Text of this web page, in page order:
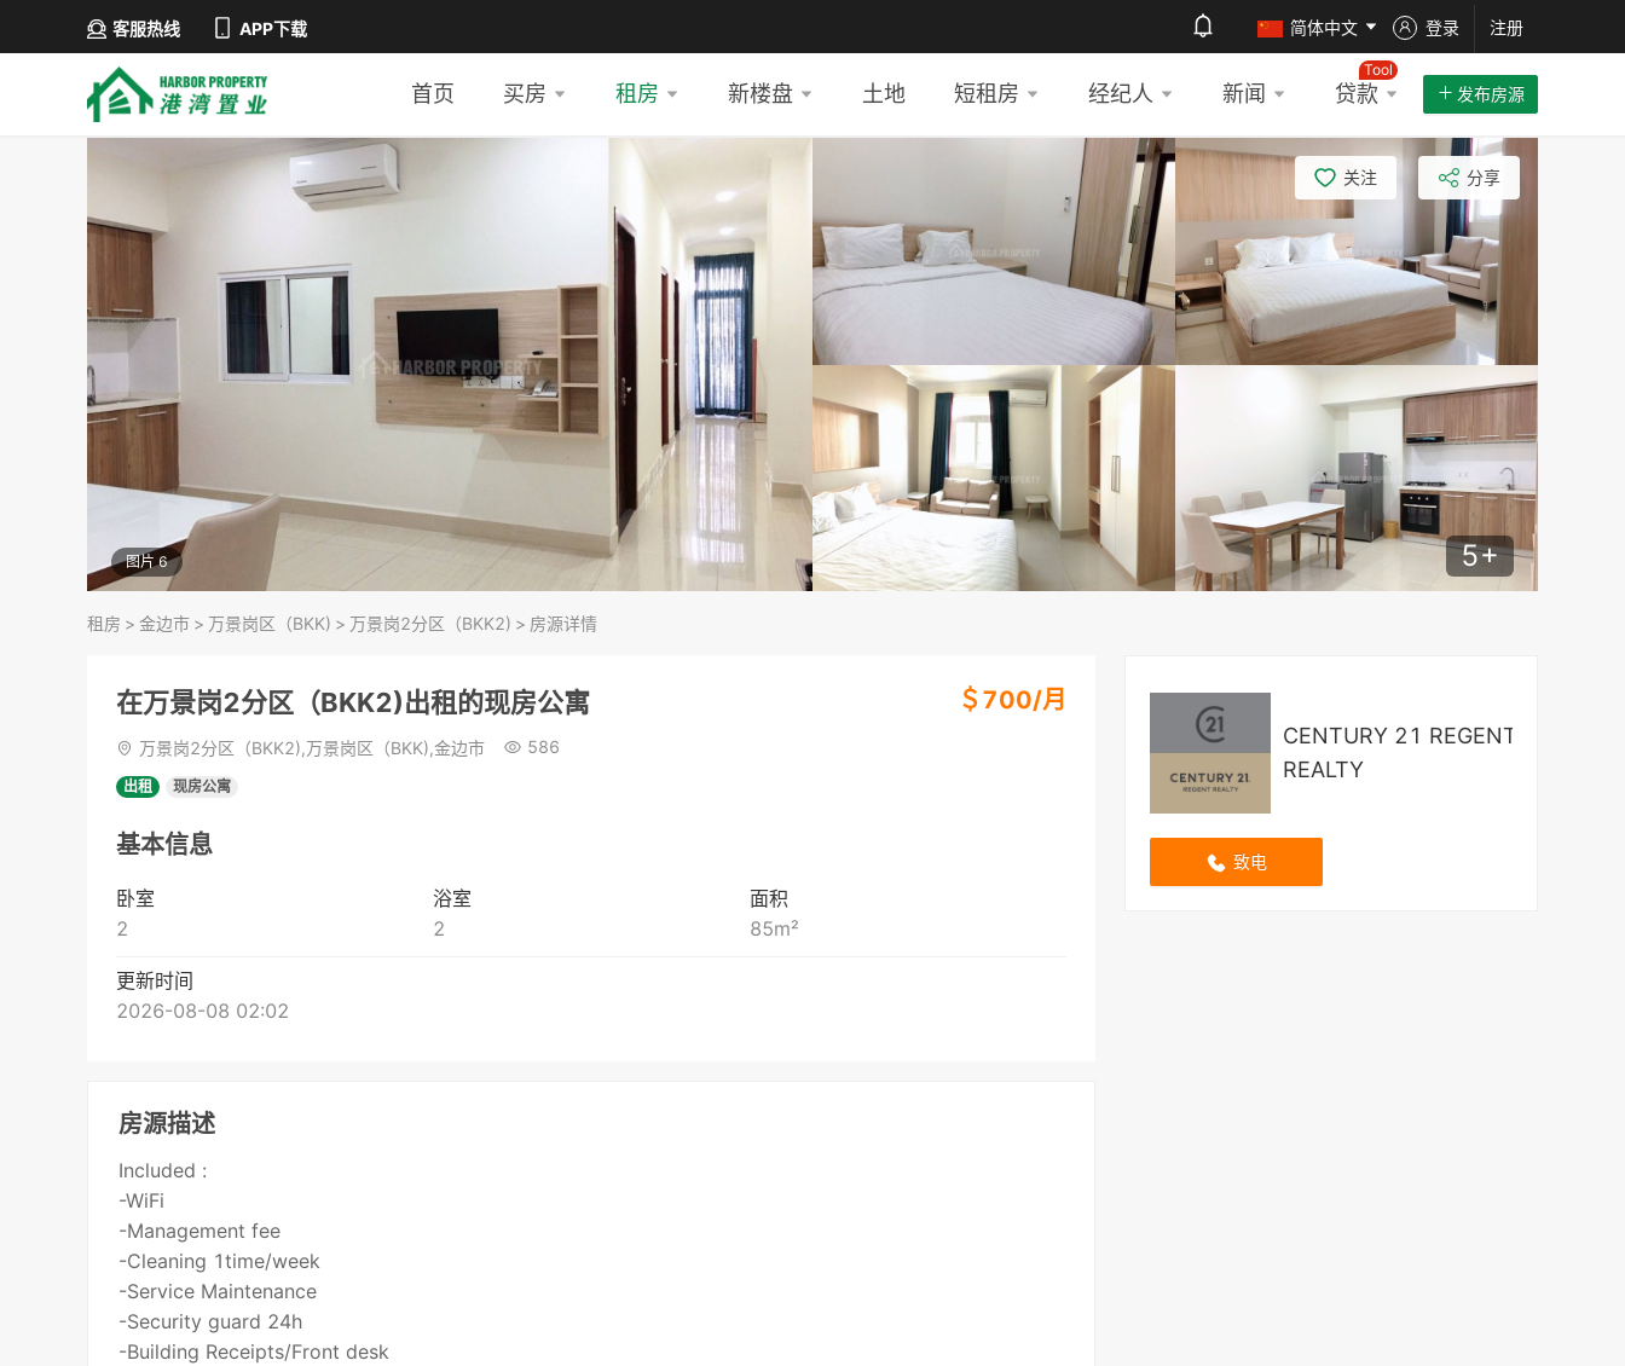
客服热线 APP下载 简体中文 登录 注册
首页 买房 租房 新楼盘 土地 短租房 经纪人 新闻 贷款
Tool
发布房源
图片 6 5+
关注 分享
租房 > 金边市 > 万景岗区（BKK) > 万景岗2分区（BKK2) > 房源详情
CENTURY 21 REGENT
REALTY
致电
在万景岗2分区（BKK2)出租的现房公寓 ＄ 700/月
万景岗2分区（BKK2),万景岗区（BKK),金边市 586
出租 现房公寓
基本信息
卧室
2
浴室
2
面积
85m²
更新时间
2026-08-08 02:02
房源描述
Included :
-WiFi
-Management fee
-Cleaning 1time/week
-Service Maintenance
-Security guard 24h
-Building Receipts/Front desk